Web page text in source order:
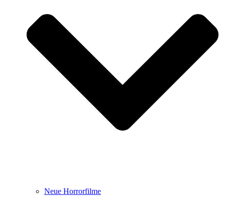
Neue Horrorfilme